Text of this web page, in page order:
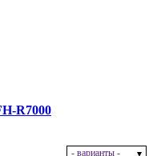
R7000
- варианты -